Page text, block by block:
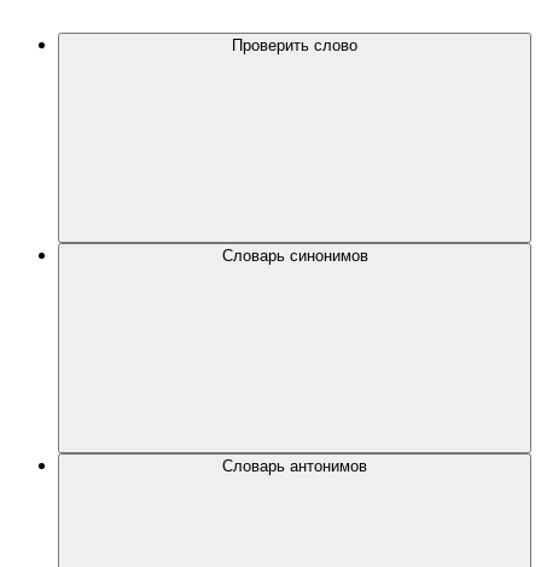
Проверить слово
Словарь синонимов
Словарь антонимов